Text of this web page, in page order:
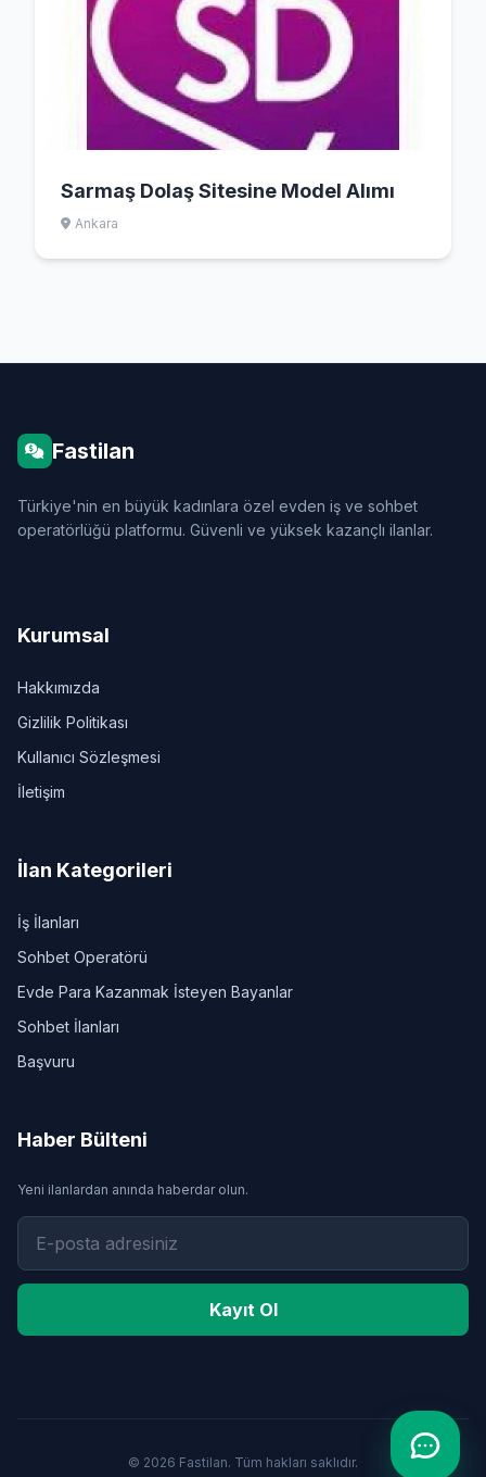
Sarmaş Dolaş Sitesine Model Alımı
Ankara
Fastilan
Türkiye'nin en büyük kadınlara özel evden iş ve sohbet
operatörlüğü platformu. Güvenli ve yüksek kazançlı ilanlar.
Kurumsal
Hakkımızda
Gizlilik Politikası
Kullanıcı Sözleşmesi
İletişim
İlan Kategorileri
İş İlanları
Sohbet Operatörü
Evde Para Kazanmak İsteyen Bayanlar
Sohbet İlanları
Başvuru
Haber Bülteni
Yeni ilanlardan anında haberdar olun.
Kayıt Ol
© 2026 Fastilan. Tüm hakları saklıdır.